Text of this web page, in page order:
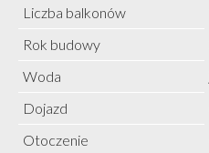
Liczba balkonów
Rok budowy
Woda
Dojazd
Otoczenie